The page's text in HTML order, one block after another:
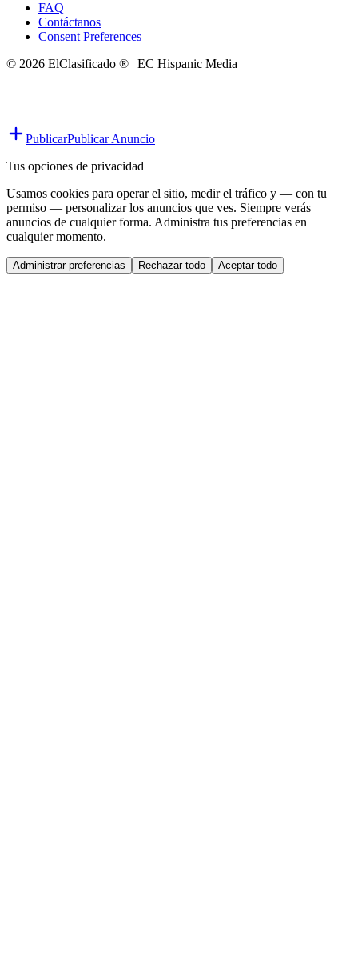
FAQ
Contáctanos
Consent Preferences
© 2026 ElClasificado ® | EC Hispanic Media
PublicarPublicar Anuncio
Tus opciones de privacidad
Usamos cookies para operar el sitio, medir el tráfico y — con tu
permiso — personalizar los anuncios que ves. Siempre verás
anuncios de cualquier forma. Administra tus preferencias en
cualquier momento.
Administrar preferencias Rechazar todo Aceptar todo